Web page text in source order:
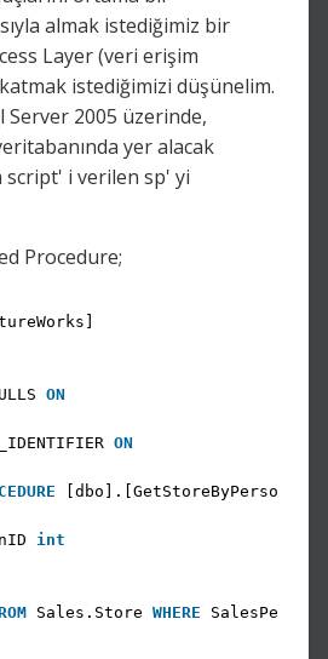
almak istediğimiz bir
Layer (veri erişim
istediğimizi düşünelim.
Server 2005 üzerinde,
yer alacak
script' i verilen sp' yi
Procedure;
ON
ON
[dbo].[GetStoreByPersonID]
int
Sales.Store WHERE